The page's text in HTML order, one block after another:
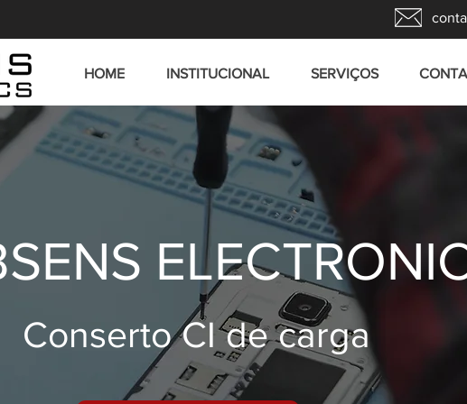
HOME INSTITUCIONAL SERVIÇOS
Conserto CI de carga